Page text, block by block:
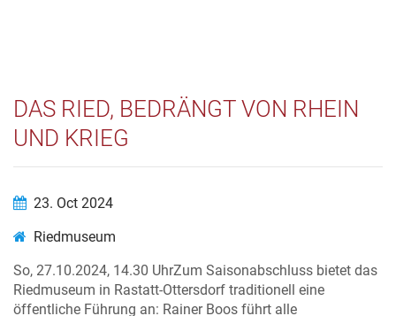
DAS RIED, BEDRÄNGT VON RHEIN
UND KRIEG
23. Oct 2024
Riedmuseum
So, 27.10.2024, 14.30 UhrZum Saisonabschluss bietet das
Riedmuseum in Rastatt-Ottersdorf traditionell eine
öffentliche Führung an: Rainer Boos führt alle